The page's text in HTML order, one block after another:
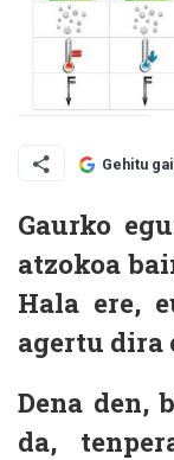
Gehitu
Gaurko
atzokoa
Hala ere,
agertu dira
Dena den,
da,